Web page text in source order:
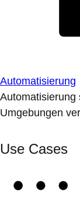
Automatisierung
Automatisierung
Umgebungen
Use Cases